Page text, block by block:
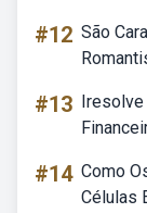
#12 São
#13 Iresolve
#14 Como
Células